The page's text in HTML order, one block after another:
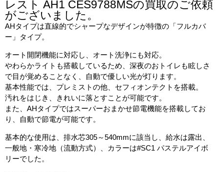
レスト AH1 CES9788MSの買取のご依頼
がございました。
AHタイプは直線的でシャープなデザインが特徴の「フルカバ
ー」タイプ。
オート開閉機能に対応し、オート洗浄にも対応。
やわらかライトも搭載しているため、深夜のおトイレも眩しさ
で目が覚めることなく、自動で優しい光が灯ります。
基本性能では、プレミストの他、セフィオンテクトを搭載。
汚れをはじき、きれいに落とすことが可能です。
また、AHタイプではスーパーおまかせ節電機能を搭載してお
り、自動で節電が可能です。
基本的な使用は、排水芯305～540mmに該当し、給水は露出、
一般地・寒冷地（流動方式）、カラーは#SC1 パステルアイボ
リーでした。